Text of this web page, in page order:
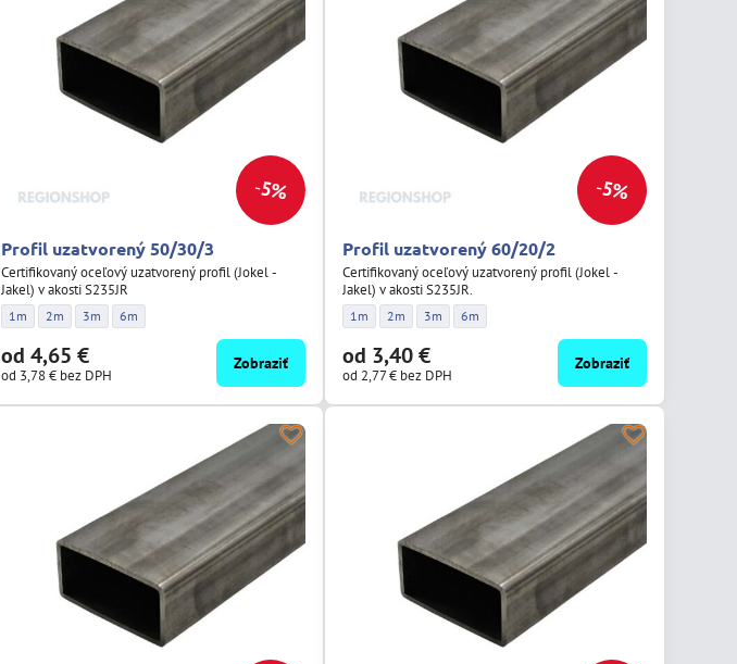
5%
Profil uzatvorený 50/30/3
Certifikovaný oceľový uzatvorený profil (Jokel -
Jakel) v akosti S235JR
Profil uzatvorený 50/30/3 - Dĺžka:
1m Profil uzatvorený 50/30/3 - Dĺžka:
2m Profil uzatvorený 50/30/3 - Dĺžka:
3m Profil uzatvorený 50/30/3 - Dĺžka:
6m
od 4,65 €
od 3,78 € bez DPH
Zobraziť
5%
Profil uzatvorený 60/20/2
Certifikovaný oceľový uzatvorený profil (Jokel -
Jakel) v akosti S235JR.
Profil uzatvorený 60/20/2 - Dĺžka:
1m Profil uzatvorený 60/20/2 - Dĺžka:
2m Profil uzatvorený 60/20/2 - Dĺžka:
3m Profil uzatvorený 60/20/2 - Dĺžka:
6m
od 3,40 €
od 2,77 € bez DPH
Zobraziť